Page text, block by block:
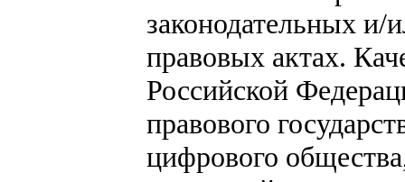
законодательных
правовых актах.
Российской
правового
цифрового